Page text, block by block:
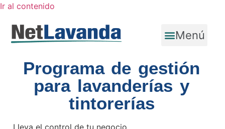
Ir al contenido
Menú
Programa de gestión
para lavanderías y
tintorerías
Lleva el control de tu negocio